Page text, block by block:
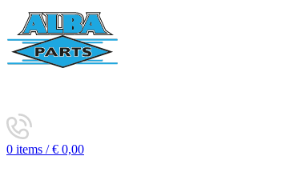
0 items / € 0,00